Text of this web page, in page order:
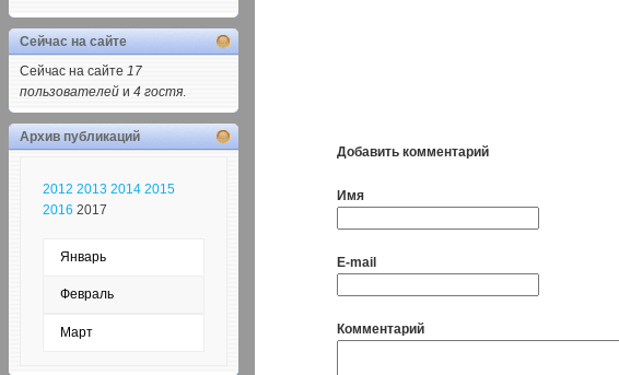
Добавить комментарий
Имя
E-mail
Комментарий
Сейчас на сайте
Сейчас на сайте 17
пользователей и 4 гостя.
Архив публикаций
2012 2013 2014 2015
2016 2017
Январь
Февраль
Март